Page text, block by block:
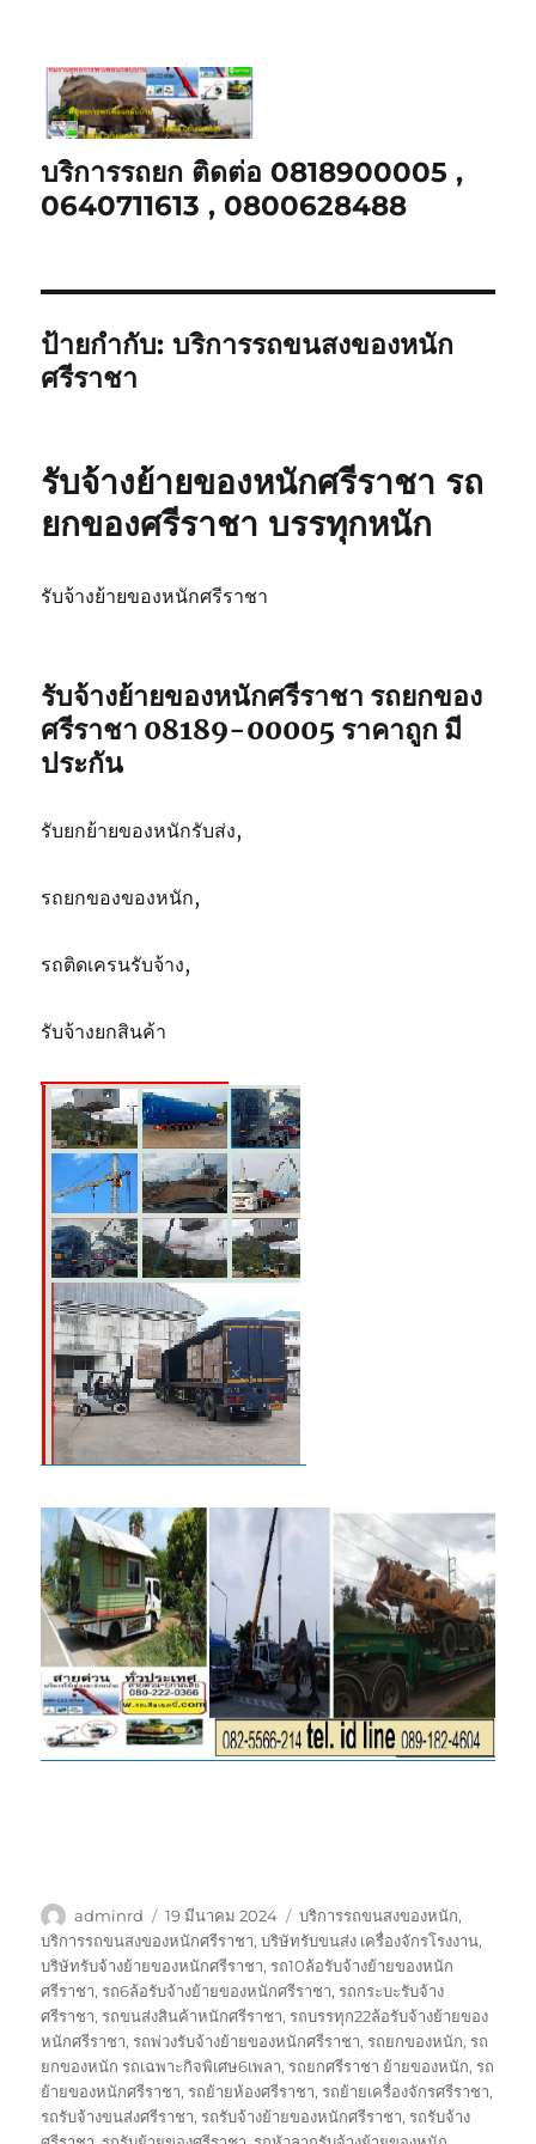
บริการรถยก ติดต่อ 0818900005 ,
0640711613 , 0800628488
ป้ายกำกับ:บริการรถขนสงของหนัก
ศรีราชา
รับจ้างย้ายของหนักศรีราชา รถ
ยกของศรีราชา บรรทุกหนัก
รับจ้างย้ายของหนักศรีราชา
รับจ้างย้ายของหนักศรีราชา รถยกของ
ศรีราชา 08189-00005 ราคาถูก มี
ประกัน
รับยกย้ายของหนักรับส่ง,
รถยกของของหนัก,
รถติดเครนรับจ้าง,
รับจ้างยกสินค้า
ผู้
เขียน
adminrd
เขียน
เมื่อ
19 มีนาคม 2024
ป้าย
กำกับ
บริการรถขนสงของหนัก,
บริการรถขนสงของหนักศรีราชา,บริษัทรับขนส่ง เครื่องจักรโรงงาน,
บริษัทรับจ้างย้ายของหนักศรีราชา,รถ10ล้อรับจ้างย้ายของหนัก
ศรีราชา,รถ6ล้อรับจ้างย้ายของหนักศรีราชา,รถกระบะรับจ้าง
ศรีราชา,รถขนส่งสินค้าหนักศรีราชา,รถบรรทุก22ล้อรับจ้างย้ายของ
หนักศรีราชา,รถพ่วงรับจ้างย้ายของหนักศรีราชา,รถยกของหนัก,รถ
ยกของหนัก รถเฉพาะกิจพิเศษ6เพลา,รถยกศรีราชา ย้ายของหนัก,รถ
ย้ายของหนักศรีราชา,รถย้ายห้องศรีราชา,รถย้ายเครื่องจักรศรีราชา,
รถรับจ้างขนส่งศรีราชา,รถรับจ้างย้ายของหนักศรีราชา,รถรับจ้าง